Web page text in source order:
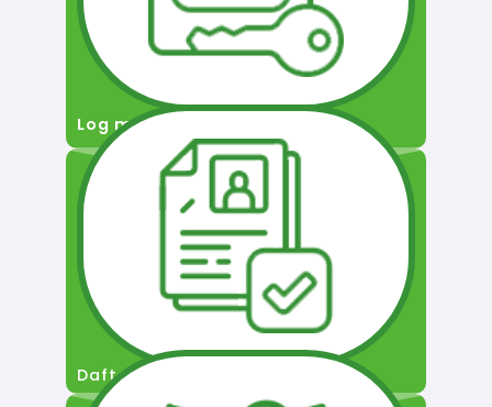
Log masuk
Daftar Pengguna